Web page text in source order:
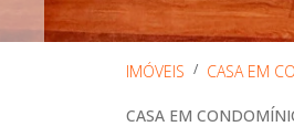
IMÓVEIS CASA EM
CASA EM